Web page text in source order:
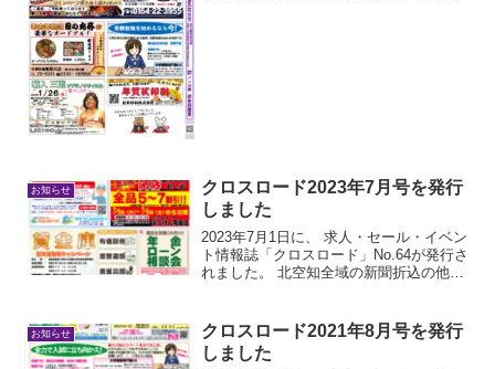
お知らせ
クロスロード2023年7月号を発行
しました
2023年7月1日に、 求人・セール・イベン
ト情報誌「クロスロード」No.64が発行さ
れました。 北空知全域の新聞折込の他、
覧ください
お知らせ
クロスロード2021年8月号を発行
しました